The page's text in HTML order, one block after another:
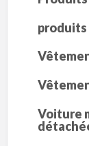
Voiture